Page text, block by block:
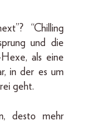
“Chilling
und die
als eine
in der es um
geht.
desto mehr